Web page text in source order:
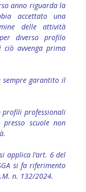
anno riguarda la
accettato una
delle attività
diverso profilo
ciò avvenga prima
sempre garantito il
profili professionali
scuole non
applica l’art. 6 del
si fa riferimento
n. 132/2024.